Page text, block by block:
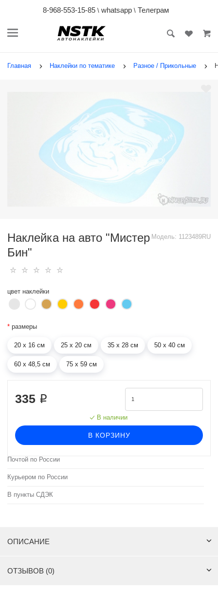
8-968-553-15-85 \ whatsapp\ Телеграм
Главная Наклейки по тематике Разное / Прикольные
Модель: 1123489RU
Наклейка на авто "Мистер
Бин"
цвет наклейки
* размеры
20 х 16 см 25 х 20 см 35 х 28 см 50 х 40 см
60 х 48,5 см 75 х 59 см
335 ₽
В наличии
В КОРЗИНУ
Почтой по России
Курьером по России
В пункты СДЭК
ОПИСАНИЕ
ОТЗЫВОВ (0)